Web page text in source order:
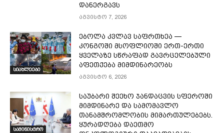
დანერგავს
აგვისტო 7, 2026
სიახლეები
ებოლა კვლავ საფრთხეა —
კონგოში მსოფლიოში ერთ-ერთი
ყველაზე სწრაფად გავრცელებული
აფეთქება მიმდინარეობს
აგვისტო 6, 2026
სამინისტრო
საუბარი შეეხო ჯანდაცვის სფეროში
მიმდინარე და სამომავლო
თანამშრომლობის მიმართულებებს.
ყურადღება დაეთმო